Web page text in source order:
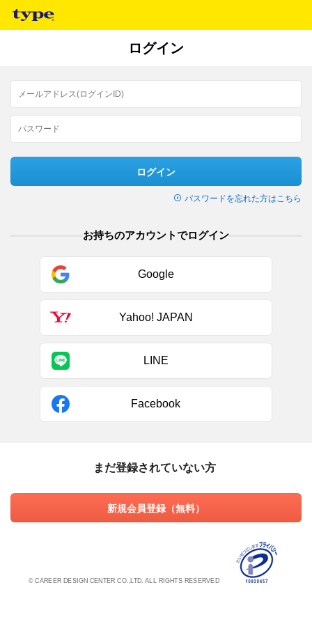
ログイン
ログイン
パスワードを忘れた方はこちら
お持ちのアカウントでログイン
Google
Yahoo! JAPAN
LINE
Facebook
まだ登録されていない方
新規会員登録（無料）
© CAREER DESIGN CENTER CO.,LTD. ALL RIGHTS RESERVED